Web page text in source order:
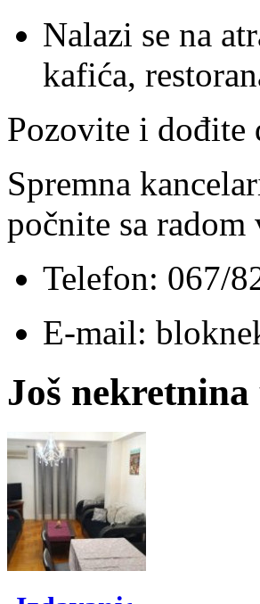
Nalazi se na
kafića,
Pozovite i dođite
Spremna
počnite sa radom
Telefon: 067/
E-mail:
Još